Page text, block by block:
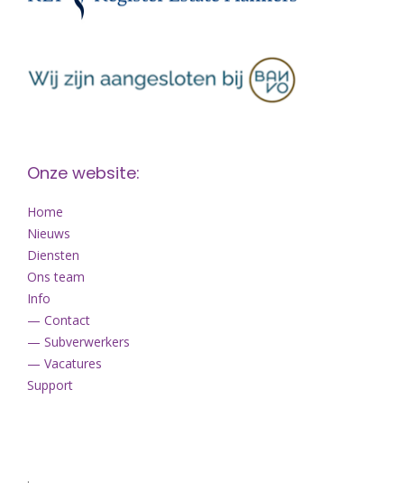
Onze website:
Home
Nieuws
Diensten
Ons team
Info
— Contact
— Subverwerkers
— Vacatures
Support
.